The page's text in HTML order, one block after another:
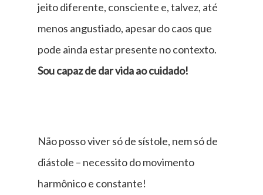
jeito diferente, consciente e, talvez, até
menos angustiado, apesar do caos que
pode ainda estar presente no contexto.
Sou capaz de dar vida ao cuidado!
Não posso viver só de sístole, nem só de
diástole – necessito do movimento
harmônico e constante!